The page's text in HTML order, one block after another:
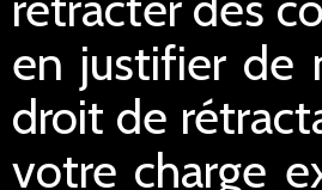
en justifier de
droit de
votre charge